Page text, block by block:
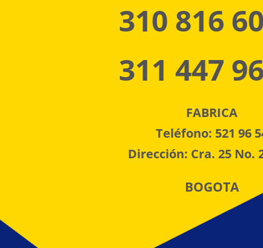
310 816
311 447
FABRICA
Teléfono: 521 96
Dirección: Cra. 25 No.
BOGOTA